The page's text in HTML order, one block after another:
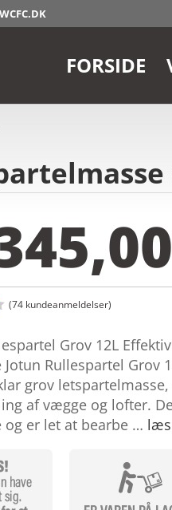
FORSIDE
(74kundeanmeldelser)
Grov 12L
Jotun Rullespartel Grov
grov
af vægge og lofter.
og er let at bearbe … læs